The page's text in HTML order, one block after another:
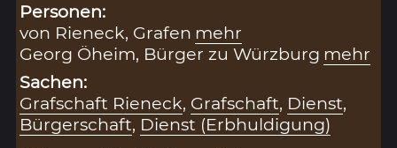
Personen:
von Rieneck, Grafen mehr
Georg Öheim, Bürger zu Würzburg mehr
Sachen:
Grafschaft Rieneck, Grafschaft, Dienst,
Bürgerschaft, Dienst (Erbhuldigung)